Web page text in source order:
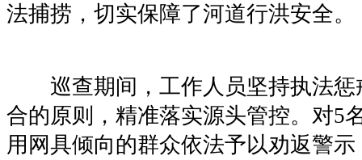
法捕捞，切实保障了河道行洪安全。
巡查期间，工作人员坚持执法惩
合的原则，精准落实源头管控。对5
用网具倾向的群众依法予以劝返警